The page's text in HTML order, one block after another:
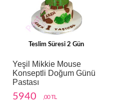
Teslim Süresi 2 Gün
Yeşil Mikkie Mouse
Konseptli Doğum Günü
Pastası
5940 ,00 TL